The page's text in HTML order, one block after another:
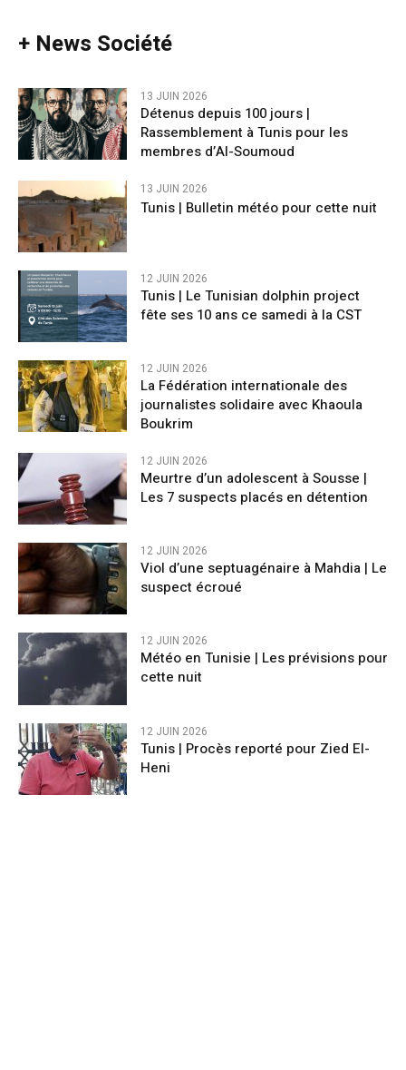
+ News Société
13 JUIN 2026
Détenus depuis 100 jours |
Rassemblement à Tunis pour les
membres d’Al-Soumoud
13 JUIN 2026
Tunis | Bulletin météo pour cette nuit
12 JUIN 2026
Tunis | Le Tunisian dolphin project
fête ses 10 ans ce samedi à la CST
12 JUIN 2026
La Fédération internationale des
journalistes solidaire avec Khaoula
Boukrim
12 JUIN 2026
Meurtre d’un adolescent à Sousse |
Les 7 suspects placés en détention
12 JUIN 2026
Viol d’une septuagénaire à Mahdia | Le
suspect écroué
12 JUIN 2026
Météo en Tunisie | Les prévisions pour
cette nuit
12 JUIN 2026
Tunis | Procès reporté pour Zied El-
Heni